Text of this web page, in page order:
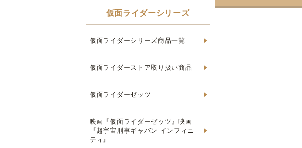
仮面ライダーシリーズ
仮面ライダーシリーズ商品一覧
仮面ライダーストア取り扱い商品
仮面ライダーゼッツ
映画『仮面ライダーゼッツ』映画
『超宇宙刑事ギャバン インフィニ
ティ』